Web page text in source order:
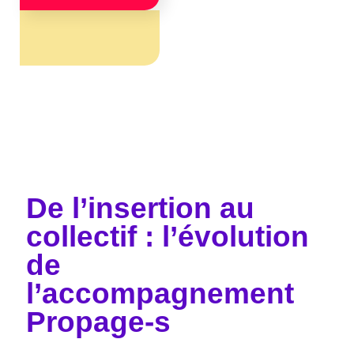
De l’insertion au
collectif : l’évolution
de
l’accompagnement
Propage-s